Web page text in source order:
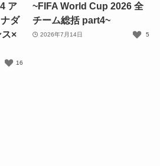
ア
ダ
×
16
~FIFA World Cup 2026 全
チーム総括 part4~
2026年7月14日 5